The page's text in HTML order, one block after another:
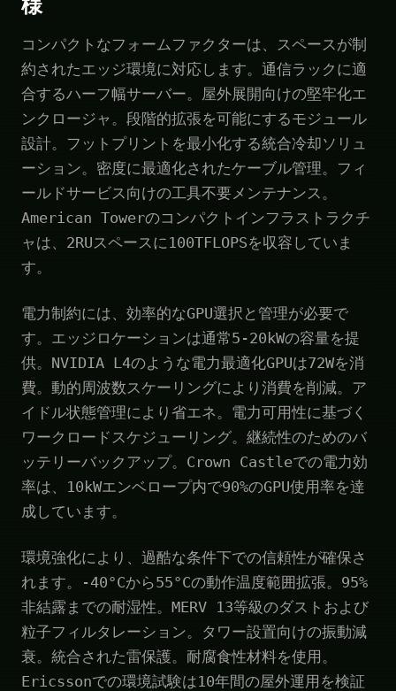
様
コンパクトなフォームファクターは、スペースが制
約されたエッジ環境に対応します。通信ラックに適
合するハーフ幅サーバー。屋外展開向けの堅牢化エ
ンクロージャ。段階的拡張を可能にするモジュール
設計。フットプリントを最小化する統合冷却ソリュ
ーション。密度に最適化されたケーブル管理。フィ
ールドサービス向けの工具不要メンテナンス。
American Towerのコンパクトインフラストラクチ
ャは、2RUスペースに100TFLOPSを収容していま
す。
電力制約には、効率的なGPU選択と管理が必要で
す。エッジロケーションは通常5-20kWの容量を提
供。NVIDIA L4のような電力最適化GPUは72Wを消
費。動的周波数スケーリングにより消費を削減。ア
イドル状態管理により省エネ。電力可用性に基づく
ワークロードスケジューリング。継続性のためのバ
ッテリーバックアップ。Crown Castleでの電力効
率は、10kWエンベロープ内で90%のGPU使用率を達
成しています。
環境強化により、過酷な条件下での信頼性が確保さ
れます。-40°Cから55°Cの動作温度範囲拡張。95%
非結露までの耐湿性。MERV 13等級のダストおよび
粒子フィルタレーション。タワー設置向けの振動減
衰。統合された雷保護。耐腐食性材料を使用。
Ericssonでの環境試験は10年間の屋外運用を検証